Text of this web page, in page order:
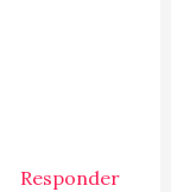
Responder